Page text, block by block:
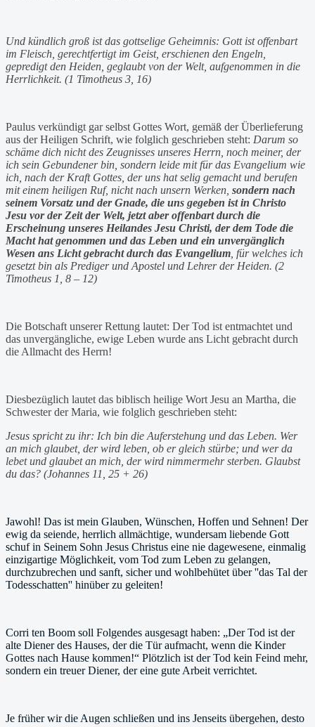
Und kündlich groß ist das gottselige Geheimnis: Gott ist offenbart
im Fleisch, gerechtfertigt im Geist, erschienen den Engeln,
gepredigt den Heiden, geglaubt von der Welt, aufgenommen in die
Herrlichkeit. (1 Timotheus 3, 16)
Paulus verkündigt gar selbst Gottes Wort, gemäß der Überlieferung
aus der Heiligen Schrift, wie folglich geschrieben steht: Darum so
schäme dich nicht des Zeugnisses unseres Herrn, noch meiner, der
ich sein Gebundener bin, sondern leide mit für das Evangelium wie
ich, nach der Kraft Gottes, der uns hat selig gemacht und berufen
mit einem heiligen Ruf, nicht nach unsern Werken, sondern nach
seinem Vorsatz und der Gnade, die uns gegeben ist in Christo
Jesu vor der Zeit der Welt, jetzt aber offenbart durch die
Erscheinung unseres Heilandes Jesu Christi, der dem Tode die
Macht hat genommen und das Leben und ein unvergänglich
Wesen ans Licht gebracht durch das Evangelium , für welches ich
gesetzt bin als Prediger und Apostel und Lehrer der Heiden. (2
Timotheus 1, 8 – 12)
Die Botschaft unserer Rettung lautet: Der Tod ist entmachtet und
das unvergängliche, ewige Leben wurde ans Licht gebracht durch
die Allmacht des Herrn!
Diesbezüglich lautet das biblisch heilige Wort Jesu an Martha, die
Schwester der Maria, wie folglich geschrieben steht:
Jesus spricht zu ihr: Ich bin die Auferstehung und das Leben. Wer
an mich glaubet, der wird leben, ob er gleich stürbe; und wer da
lebet und glaubet an mich, der wird nimmermehr sterben. Glaubst
du das? (Johannes 11, 25 + 26)
Jawohl! Das ist mein Glauben, Wünschen, Hoffen und Sehnen! Der
ewig da seiende, herrlich allmächtige, wundersam liebende Gott
schuf in Seinem Sohn Jesus Christus eine nie dagewesene, einmalig
einzigartige Möglichkeit, vom Tod zum Leben zu gelangen,
durchzubrechen und sanft, sicher und wohlbehütet über ''das Tal der
Todesschatten'' hinüber zu geleiten!
Corri ten Boom soll Folgendes ausgesagt haben: „Der Tod ist der
alte Diener des Hauses, der die Tür aufmacht, wenn die Kinder
Gottes nach Hause kommen!“ Plötzlich ist der Tod kein Feind mehr,
sondern ein treuer Diener, der eine gute Arbeit verrichtet.
Je früher wir die Augen schließen und ins Jenseits übergehen, desto